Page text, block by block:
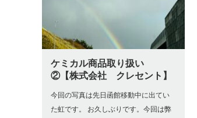
ケミカル商品取り扱い
②【株式会社 クレセント】
今回の写真は先日函館移動中に出てい
た虹です。 お久しぶりです。今回は弊